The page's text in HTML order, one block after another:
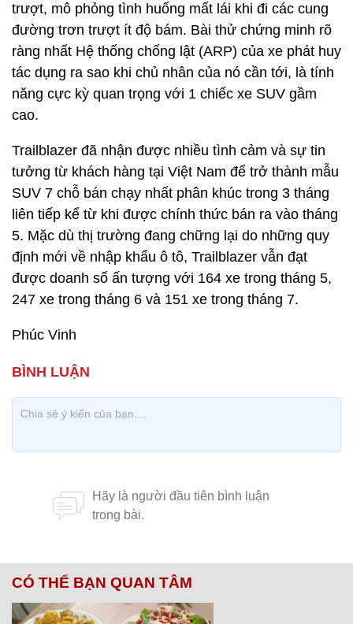
trượt, mô phỏng tình huống mất lái khi đi các cung
đường trơn trượt ít độ bám. Bài thử chứng minh rõ
ràng nhất Hệ thống chống lật (ARP) của xe phát huy
tác dụng ra sao khi chủ nhân của nó cần tới, là tính
năng cực kỳ quan trọng với 1 chiếc xe SUV gầm
cao.
Trailblazer đã nhận được nhiều tình cảm và sự tin
tưởng từ khách hàng tại Việt Nam để trở thành mẫu
SUV 7 chỗ bán chạy nhất phân khúc trong 3 tháng
liên tiếp kể từ khi được chính thức bán ra vào tháng
5. Mặc dù thị trường đang chững lại do những quy
định mới về nhập khẩu ô tô, Trailblazer vẫn đạt
được doanh số ấn tượng với 164 xe trong tháng 5,
247 xe trong tháng 6 và 151 xe trong tháng 7.
Phúc Vinh
CÓ THỂ BẠN QUAN TÂM